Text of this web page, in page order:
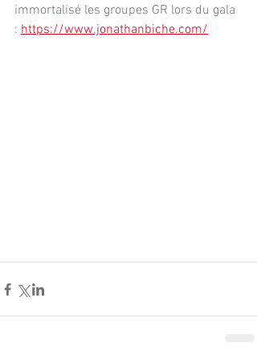
immortalisé les groupes GR lors du gala
: https://www.jonathanbiche.com/